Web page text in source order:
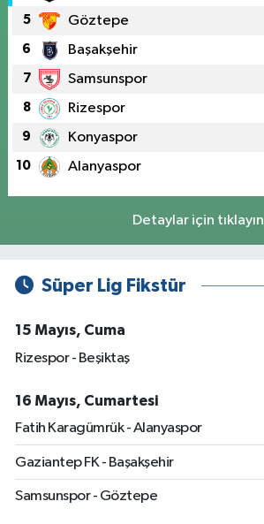
5 Göztepe
6 Başakşehir
7 Samsunspor
8 Rizespor
9 Konyaspor
10 Alanyaspor
Detaylar için tıklayın
Süper Lig Fikstür
15 Mayıs, Cuma
Rizespor - Beşiktaş
16 Mayıs, Cumartesi
Fatih Karagümrük - Alanyaspor
Gaziantep FK - Başakşehir
Samsunspor - Göztepe